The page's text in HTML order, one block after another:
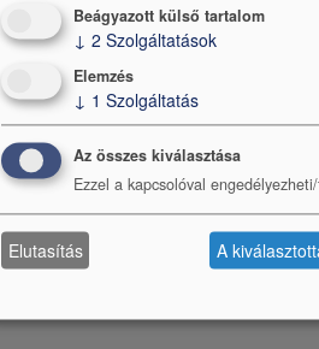
Beágyazott külső tartalom
↓ 2 Szolgáltatások
Elemzés
↓ 1 Szolgáltatás
Az összes kiválasztása
Ezzel a kapcsolóval
Elutasítás A